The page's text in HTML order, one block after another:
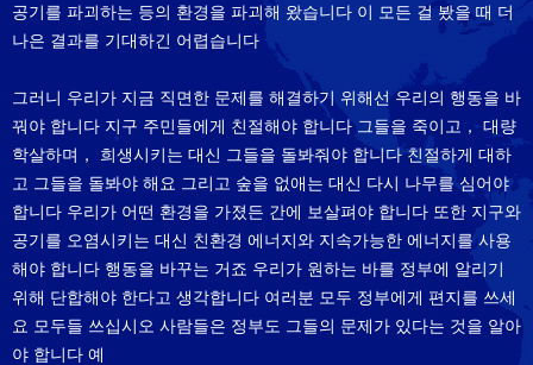
공기를 파괴하는 등의 환경을 파괴해 왔습니다 이 모든 걸 봤을 때 더
나은 결과를 기대하긴 어렵습니다
그러니 우리가 지금 직면한 문제를 해결하기 위해선 우리의 행동을 바
꿔야 합니다 지구 주민들에게 친절해야 합니다 그들을 죽이고， 대량
학살하며， 희생시키는 대신 그들을 돌봐줘야 합니다 친절하게 대하
고 그들을 돌봐야 해요 그리고 숲을 없애는 대신 다시 나무를 심어야
합니다 우리가 어떤 환경을 가졌든 간에 보살펴야 합니다 또한 지구와
공기를 오염시키는 대신 친환경 에너지와 지속가능한 에너지를 사용
해야 합니다 행동을 바꾸는 거죠 우리가 원하는 바를 정부에 알리기
위해 단합해야 한다고 생각합니다 여러분 모두 정부에게 편지를 쓰세
요 모두들 쓰십시오 사람들은 정부도 그들의 문제가 있다는 것을 알아
야 합니다 예